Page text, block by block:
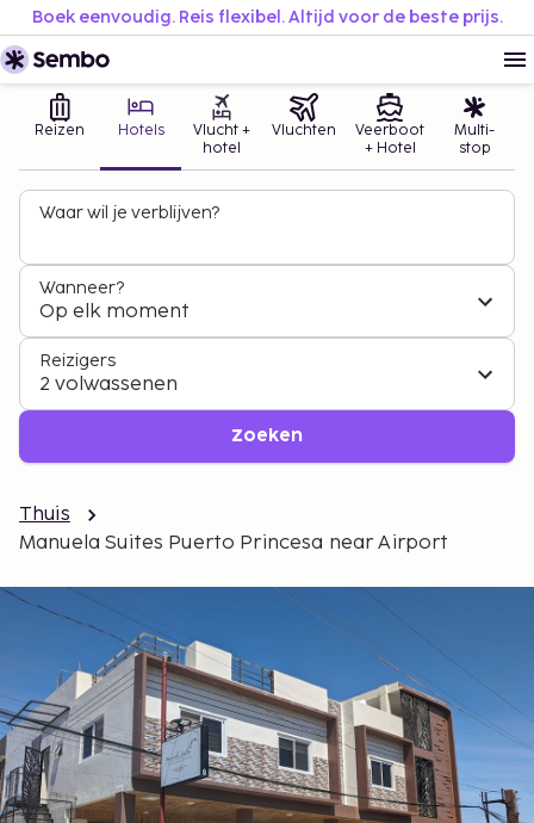
Boek eenvoudig. Reis flexibel. Altijd voor de beste prijs.
Reizen Hotels
Vlucht +
hotel
Vluchten
Veerboot
+ Hotel
Multi-
stop
Waar wil je verblijven?
Wanneer?
Op elk moment
Reizigers
2 volwassenen
Zoeken
Thuis
Manuela Suites Puerto Princesa near Airport